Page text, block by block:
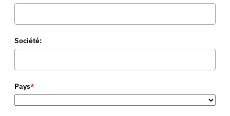
Société:
Pays*